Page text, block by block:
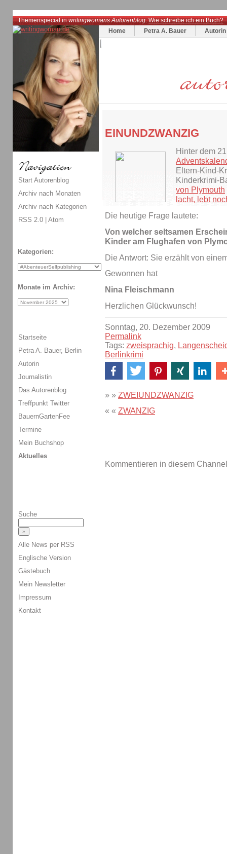
Themenspecial inwritingwomans Autorenblog:Wie schreibe ich ein Buch?
Home
Petra A. Bauer Autorin
EINUNDZWANZIG
Hinter dem
Eltern-Kind-
Kinderkrimi-
von Plymouth
lacht, lebt
Die heutige Frage lautete:
Von welcher seltsamen
Kinder am Flughafen von
Die Antwort: Sie erzählt von
Gewonnen hat
Nina Fleischmann
Herzlichen Glückwunsch!
Sonntag, 20. Dezember 2009
Permalink
Tags: zweisprachig,
Berlinkrimi
» » ZWEIUNDZWANZIG
« « ZWANZIG
Kommentieren in diesem
Start Autorenblog
Archiv nach Monaten
Archiv nach Kategorien
RSS 2.0 | Atom
Kategorien:
Monate im Archiv:
Startseite
Petra A. Bauer, Berlin
Autorin
Journalistin
Das Autorenblog
Treffpunkt Twitter
BauernGartenFee
Termine
Mein Buchshop
Aktuelles
Suche
Alle News per RSS
Englische Version
Gästebuch
Mein Newsletter
Impressum
Kontakt